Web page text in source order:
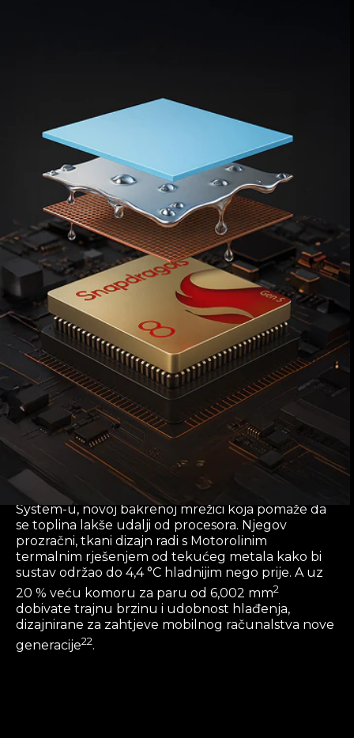
Snapdragon® 8 Gen 5 pruža snažne i dosljedne
performanse zahvaljujući ArcticMesh Cooling
System-u, novoj bakrenoj mrežici koja pomaže da
se toplina lakše udalji od procesora. Njegov
prozračni, tkani dizajn radi s Motorolinim
termalnim rješenjem od tekućeg metala kako bi
sustav održao do 4,4 °C hladnijim nego prije. A uz
20 % veću komoru za paru od 6,002 mm2
dobivate trajnu brzinu i udobnost hlađenja,
dizajnirane za zahtjeve mobilnog računalstva nove
generacije22.